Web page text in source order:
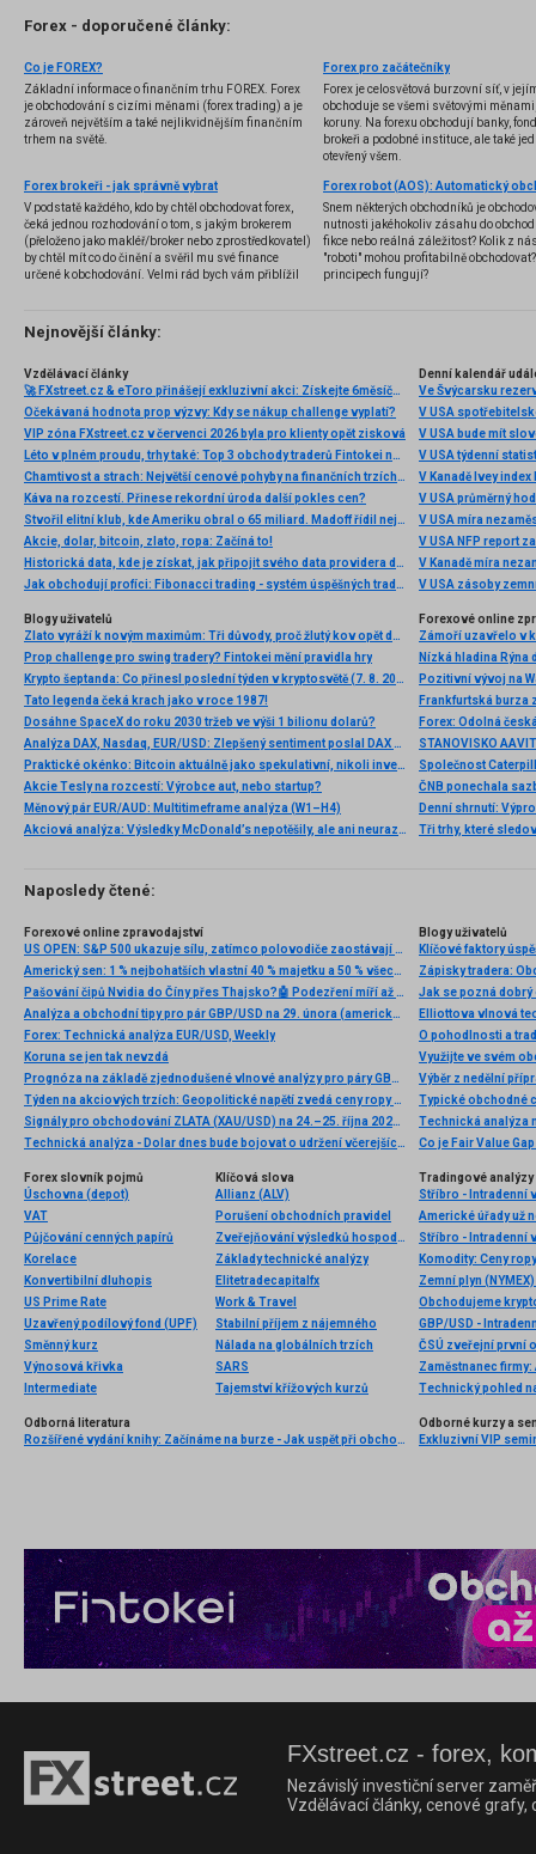
Forex - doporučené články:
Co je FOREX?
Základní informace o finančním trhu FOREX. Forex
je obchodování s cizími měnami (forex trading) a je
zároveň největším a také nejlikvidnějším finančním
trhem na světě.
Forex pro začátečníky
Forex je celosvětová burzovní síť, v
obchoduje se všemi světovými
koruny. Na forexu obchodují banky,
brokeři a podobné instituce, ale také
otevřený všem.
Forex brokeři - jak správně vybrat
V podstatě každého, kdo by chtěl obchodovat forex,
čeká jednou rozhodování o tom, s jakým brokerem
(přeloženo jako makléř/broker nebo zprostředkovatel)
by chtěl mít co do činění a svěřil mu své finance
určené k obchodování. Velmi rád bych vám přiblížil
několik příkladů nejznámějších z nich.
Snem některých obchodníků je
nutnosti jakéhokoliv zásahu do
fikce nebo reálná záležitost? Kolik z
"roboti" mohou profitabilně
principech fungují?
Nejnovější články:
Vzdělávací články
🚀 FXstreet.cz & eToro přinášejí exkluzivní akci: Získejte 6měsíční členství ve VIP zóně ZDARMA
Očekávaná hodnota prop výzvy: Kdy se nákup challenge vyplatí?
VIP zóna FXstreet.cz v červenci 2026 byla pro klienty opět zisková
Léto v plném proudu, trhy také: Top 3 obchody traderů Fintokei na indexech a zlatě
Chamtivost a strach: Největší cenové pohyby na finančních trzích (červenec 2026)
Káva na rozcestí. Přinese rekordní úroda další pokles cen?
Stvořil elitní klub, kde Ameriku obral o 65 miliard. Madoff řídil největší Ponzi dějin
Akcie, dolar, bitcoin, zlato, ropa: Začíná to!
Historická data, kde je získat, jak připojit svého data providera do MultiCharts a proč je budeme potřebovat? (4. díl)
Jak obchodují profíci: Fibonacci trading - systém úspěšných traderů
Denní kalendář
Ve Švýcarsku
V USA
V USA bude mít
V USA týdenní
V Kanadě Ivey index
V USA průměrný
V USA míra
V USA NFP report
V Kanadě míra
V USA zásoby
Blogy uživatelů
Zlato vyráží k novým maximům: Tři důvody, proč žlutý kov opět dominuje
Prop challenge pro swing tradery? Fintokei mění pravidla hry
Krypto šeptanda: Co přinesl poslední týden v kryptosvětě (7. 8. 2026)
Tato legenda čeká krach jako v roce 1987!
Dosáhne SpaceX do roku 2030 tržeb ve výši 1 bilionu dolarů?
Analýza DAX, Nasdaq, EUR/USD: Zlepšený sentiment poslal DAX na nová maxima
Praktické okénko: Bitcoin aktuálně jako spekulativní, nikoli investiční aktivum
Akcie Tesly na rozcestí: Výrobce aut, nebo startup?
Měnový pár EUR/AUD: Multitimeframe analýza (W1–H4)
Akciová analýza: Výsledky McDonald’s nepotěšily, ale ani neurazily. Jakou vizi společnost prezentovala?
Forexové online
Nízká hladina
Pozitivní vývoj na
Frankfurtská burza
Denní shrnutí:
Tři trhy, které
Naposledy čtené:
Forexové online zpravodajství
US OPEN: S&P 500 ukazuje sílu, zatímco polovodiče zaostávají 🚩 Western Digital klesá o 12 %
Americký sen: 1 % nejbohatších vlastní 40 % majetku a 50 % všech cenných papírů
Pašování čipů Nvidia do Číny přes Thajsko?🤖 Podezření míří až k Alibabě ⚠️
Analýza a obchodní tipy pro pár GBP/USD na 29. února (americká seance)
Forex: Technická analýza EUR/USD, Weekly
Koruna se jen tak nevzdá
Prognóza na základě zjednodušené vlnové analýzy pro páry GBP/USD, AUD/USD, USD/CHF, EUR/JPY a dolarový index ze dne 27. ledna
Týden na akciových trzích: Geopolitické napětí zvedá ceny ropy a silný týden pro pražskou burzu
Signály pro obchodování ZLATA (XAU/USD) na 24.–25. října 2024: nakupujte při odrazu na 2 720 – 2 728 USD (61,8 % – 21 SMA)
Technická analýza - Dolar dnes bude bojovat o udržení včerejších zisků, které hned z rána navyšuje
Blogy uživatelů
Jak se pozná dobrý
O pohodlnosti a
Využijte ve svém
Typické obchodné
Co je Fair Value
Forex slovník pojmů
Úschovna (depot)
VAT
Půjčování cenných papírů
Korelace
Konvertibilní dluhopis
US Prime Rate
Uzavřený podílový fond (UPF)
Směnný kurz
Výnosová křivka
Intermediate
Klíčová slova
Allianz (ALV)
Porušení obchodních pravidel
Zveřejňování výsledků hospodaření
Základy technické analýzy
Elitetradecapitalfx
Work & Travel
Stabilní příjem z nájemného
Nálada na globálních trzích
SARS
Tajemství křížových kurzů
Tradingové analýzy
Stříbro - Intradenní
Stříbro - Intradenní
Komodity: Ceny
Zemní plyn
GBP/USD -
ČSÚ zveřejní první
Technický pohled
Odborná literatura
Rozšířené vydání knihy: Začínáme na burze - Jak uspět při obchodování na finančních trzích (2. vydání)
Odborné kurzy a
FXstreet.cz - forex,
Nezávislý investiční server
Vzdělávací články, cenové